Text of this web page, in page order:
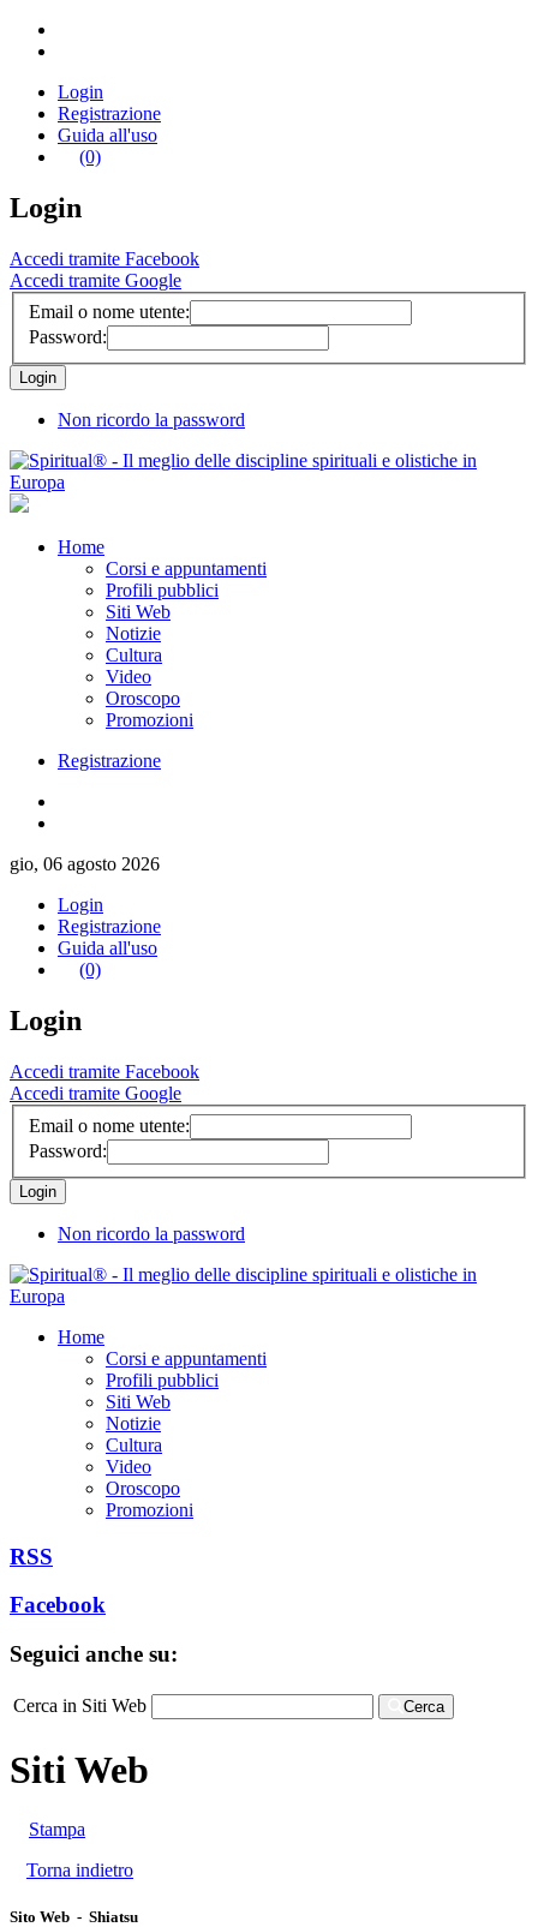
Login
Registrazione
Guida all'uso
(0)
Login
Accedi tramite Facebook
Accedi tramite Google
Email o nome utente:
Password:
Non ricordo la password
Home
Corsi e appuntamenti
Profili pubblici
Siti Web
Notizie
Cultura
Video
Oroscopo
Promozioni
Registrazione
gio, 06 agosto 2026
Login
Registrazione
Guida all'uso
(0)
Login
Accedi tramite Facebook
Accedi tramite Google
Email o nome utente:
Password:
Non ricordo la password
Home
Corsi e appuntamenti
Profili pubblici
Siti Web
Notizie
Cultura
Video
Oroscopo
Promozioni
RSS
Facebook
Seguici anche su:
Cerca in Siti Web Cerca
Siti Web
Stampa
Torna indietro
Sito Web - Shiatsu